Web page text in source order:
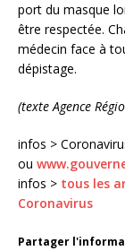
port du masque
être respectée.
médecin face à
dépistage.
(texte Agence
infos >
ou
infos > tous les
Coronavirus
Partager